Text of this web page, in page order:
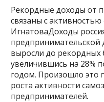
Рекордные доходы от
связаны с
ИгнатоваДоходы
предпринимательской
выросли до рекордных
увеличившись на 28%
годом. Произошло это
роста активности
предпринимателей.